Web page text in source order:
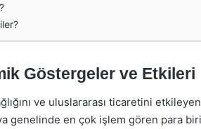
Göstergeler ve Etkileri
ve uluslararası ticaretini
genelinde en çok işlem gören para